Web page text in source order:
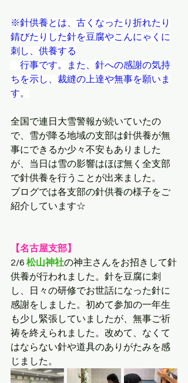
※針供養とは、古くなったり折れたり
錆びたりした針を豆腐やこんにゃくに
刺し、供養する
行事です。また、針への感謝の気持
ちを示し、裁縫の上達や無事を願いま
す。
全国で連日大雪警報が続いていたの
で、雪が降る地域の支部は針供養が無
事にできるか少々不安もありました
が、当日は雪の影響はほぼ無く全支部
で針供養を行うことが出来ました。
ブログでは各支部の針供養の様子をご
紹介しています☆
【名古屋支部】
2/6 松山神社の神主さんをお招きして針
供養が行われました。針を豆腐に刺
し、日々の研修でお世話になった針に
感謝をしました。初めて参加の一年生
も少し緊張していましたが、無事ご祈
祷を終えられました。改めて、なくて
はならない針や道具のありがたみを感
じました。